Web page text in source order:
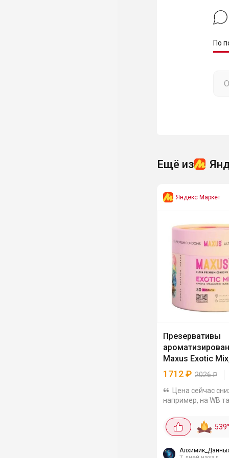
По
Ещё из
Яндекс Маркет
Презервативы
Maxus Exotic
1712₽ 2026₽
Цена сейчас
например, на WB
трёх цветов и
клубника, бабл
силиконовой...
539°